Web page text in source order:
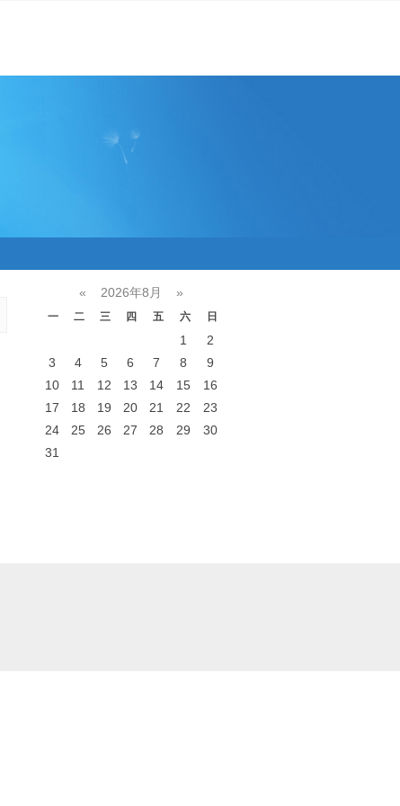
« 2026年8月 »
一 二 三 四 五 六 日
1
2
3
4 5 6 7 8
9
10
11 12 13 14 15
16
17
18 19 20 21 22
23
24
25 26 27 28 29
30
31